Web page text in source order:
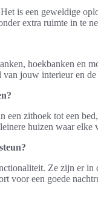
is een geweldige
extra ruimte in te
hoekbanken en
jouw interieur en de
een zithoek tot een
huizen waar elke
Ze zijn er in
voor een goede